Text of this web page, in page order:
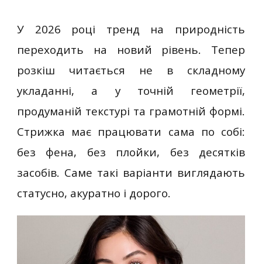
У 2026 році тренд на природність
переходить на новий рівень. Тепер
розкіш читається не в складному
укладанні, а у точній геометрії,
продуманій текстурі та грамотній формі.
Стрижка має працювати сама по собі:
без фена, без плойки, без десятків
засобів. Саме такі варіанти виглядають
статусно, акуратно і дорого.